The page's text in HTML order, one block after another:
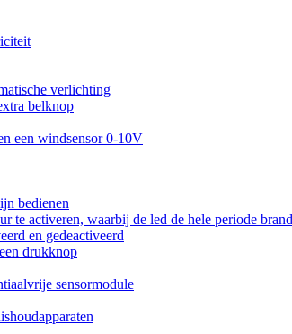
verlichting
belknop
een windsensor 0-10V
bedienen
te activeren, waarbij de led de hele periode
en gedeactiveerd
drukknop
sensormodule